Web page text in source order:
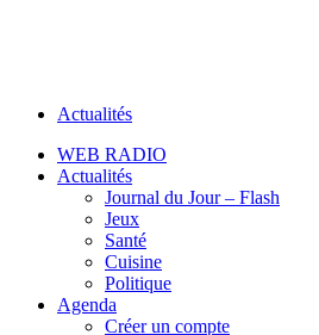
Actualités
WEB RADIO
Actualités
Journal du Jour – Flash
Jeux
Santé
Cuisine
Politique
Agenda
Créer un compte